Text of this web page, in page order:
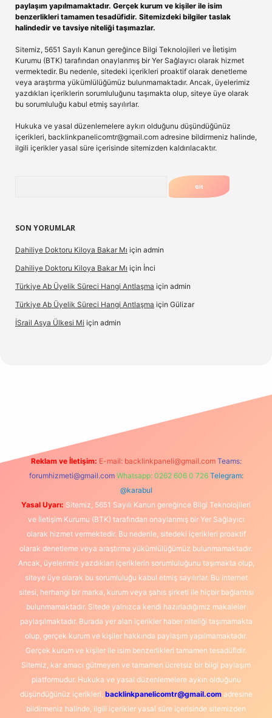
paylaşım yapılmamaktadır. Gerçek kurum ve kişiler ile isim
benzerlikleri tamamen tesadüfidir. Sitemizdeki bilgiler taslak
halindedir ve tavsiye niteliği taşımazlar.
Sitemiz, 5651 Sayılı Kanun gereğince Bilgi Teknolojileri ve İletişim
Kurumu (BTK) tarafından onaylanmış bir Yer Sağlayıcı olarak hizmet
vermektedir. Bu nedenle, sitedeki içerikleri proaktif olarak denetleme
veya araştırma yükümlülüğümüz bulunmamaktadır. Ancak, üyelerimiz
yazdıkları içeriklerin sorumluluğunu taşımakta olup, siteye üye olarak
bu sorumluluğu kabul etmiş sayılırlar.
Hukuka ve yasal düzenlemelere aykırı olduğunu düşündüğünüz
içerikleri, backlinkpanelicomtr@gmail.com adresine bildirmeniz halinde,
ilgili içerikler yasal süre içerisinde sitemizden kaldırılacaktır.
SON YORUMLAR
Dahiliye Doktoru Kiloya Bakar Mı için admin
Dahiliye Doktoru Kiloya Bakar Mı için İnci
Türkiye Ab Üyelik Süreci Hangi Antlaşma için admin
Türkiye Ab Üyelik Süreci Hangi Antlaşma için Gülizar
İSrail Asya Ülkesi Mi için admin
Reklam ve İletişim: E-mail: backlinkpaneli@gmail.com Teams:
forumhizmeti@gmail.com Whatsapp: 0262 606 0 726 Telegram:
@karabul
Yasal Uyarı: Sitemiz, 5651 Sayılı Kanun gereğince Bilgi Teknolojileri
ve İletişim Kurumu (BTK) tarafından onaylanmış bir Yer Sağlayıcı
olarak hizmet vermektedir. Bu nedenle, sitedeki içerikleri proaktif
olarak denetleme veya araştırma yükümlülüğümüz bulunmamaktadır.
Ancak, üyelerimiz yazdıkları içeriklerin sorumluluğunu taşımakta olup,
siteye üye olarak bu sorumluluğu kabul etmiş sayılırlar. Bu internet
sitesi, herhangi bir marka, kurum veya şahıs şirketi ile hiçbir bağlantısı
bulunmamaktadır. Sitede yalnızca kendi hazırladığımız makaleler
paylaşılmaktadır. Burada yer alan içerikler haber niteliği taşımamakta
olup, gerçek kurum ve kişiler hakkında paylaşım yapılmamaktadır.
Gerçek kurum ve kişiler ile isim benzerlikleri tamamen tesadüfidir.
Sitemiz, kar amacı gütmeyen ve tamamen ücretsiz bir bilgi paylaşım
platformudur. Hukuka ve yasal düzenlemelere aykırı olduğunu
düşündüğünüz içerikleri, backlinkpanelicomtr@gmail.comadresine
bildirmeniz halinde, ilgili içerikler yasal süre içerisinde sitemizden